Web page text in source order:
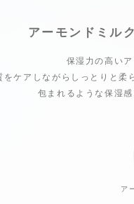
アーモンドミル
保湿力の高い
をケアしながらしっとりと柔
包まれるような保湿感
ア